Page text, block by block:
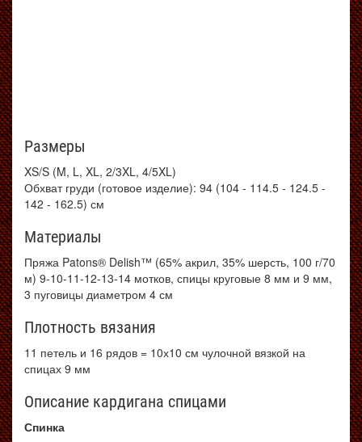
Размеры
XS/S (M, L, XL, 2/3XL, 4/5XL)
Обхват груди (готовое изделие): 94 (104 - 114.5 - 124.5 -
142 - 162.5) см
Материалы
Пряжа Patons® Delish™ (65% акрил, 35% шерсть, 100 г/70
м) 9-10-11-12-13-14 мотков, спицы круговые 8 мм и 9 мм,
3 пуговицы диаметром 4 см
Плотность вязания
11 петель и 16 рядов = 10х10 см чулочной вязкой на
спицах 9 мм
Описание кардигана спицами
Спинка